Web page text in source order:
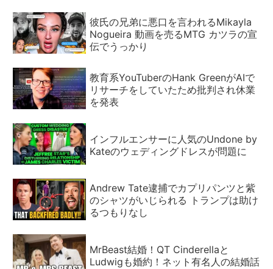
彼氏の兄弟に悪口を言われるMikayla
Nogueira 動画を売るMTG カツラの宣
伝でうっかり
教育系YouTuberのHank GreenがAIで
リサーチをしていたため批判され休業
を発表
インフルエンサーに人気のUndone by
Kateのウェディングドレスが問題に
Andrew Tate逮捕でカプリパンツと紫
のシャツがいじられる トランプは助け
るつもりなし
MrBeast結婚！QT Cinderellaと
Ludwigも婚約！ネット有名人の結婚話